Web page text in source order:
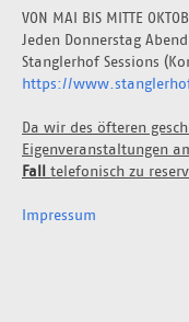
VON MAI BIS MITTE
Jeden Donnerstag
https://
Da wir des öfteren
Eigenveranstaltungen
Fall telefonisch zu
Impressum